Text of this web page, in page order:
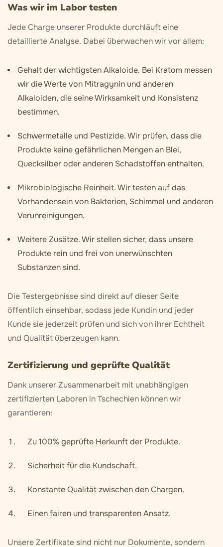
Was wir im Labor testen
Jede Charge unserer Produkte durchläuft eine
detaillierte Analyse. Dabei überwachen wir vor allem:
Gehalt der wichtigsten Alkaloide. Bei Kratom messen
wir die Werte von Mitragynin und anderen
Alkaloiden, die seine Wirksamkeit und Konsistenz
bestimmen.
Schwermetalle und Pestizide.Wir prüfen, dass die
Produkte keine gefährlichen Mengen an Blei,
Quecksilber oder anderen Schadstoffen enthalten.
Mikrobiologische Reinheit.Wir testen auf das
Vorhandensein von Bakterien, Schimmel und anderen
Verunreinigungen.
Weitere Zusätze.Wir stellen sicher, dass unsere
Produkte rein und frei von unerwünschten
Substanzen sind.
Die Testergebnisse sind direkt auf dieser Seite
öffentlich einsehbar, sodass jede Kundin und jeder
Kunde sie jederzeit prüfen und sich von ihrer Echtheit
und Qualität überzeugen kann.
Zertifizierung und geprüfte Qualität
Dank unserer Zusammenarbeit mit unabhängigen
zertifizierten Laboren in Tschechien können wir
garantieren:
Zu 100% geprüfte Herkunft der Produkte.
Sicherheit für die Kundschaft.
Konstante Qualität zwischen den Chargen.
Einen fairen und transparenten Ansatz.
Unsere Zertifikate sind nicht nur Dokumente, sondern